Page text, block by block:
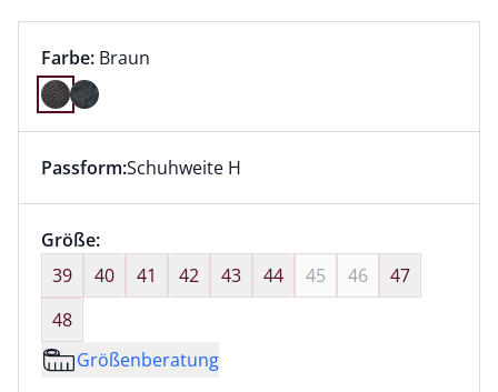
Farbauswahl:
Farbe: aktuell ausgewählt:
Braun
Farbe Braun ausgewählt
Dieser Artikel hat die Passform Schuhweite H. für
Passform:Schuhweite H
Größenauswahl:
Größe:nichts ausgewählt
39
40 41 42 43 44 45 46
47
48
Größenberatung